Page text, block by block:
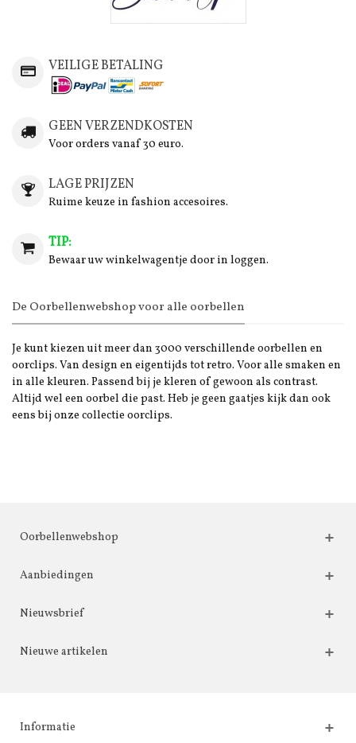
VEILIGE BETALING
GEEN VERZENDKOSTEN
Voor orders vanaf 30 euro.
LAGE PRIJZEN
Ruime keuze in fashion accesoires.
TIP:
Bewaar uw winkelwagentje door in loggen.
De Oorbellenwebshop voor alle oorbellen
Je kunt kiezen uit meer dan 3000 verschillende oorbellen en
oorclips. Van design en eigentijds tot retro. Voor alle smaken en
in alle kleuren. Passend bij je kleren of gewoon als contrast.
Altijd wel een oorbel die past. Heb je geen gaatjes kijk dan ook
eens bij onze collectie oorclips.
Oorbellenwebshop
Aanbiedingen
Nieuwsbrief
Nieuwe artikelen
Informatie